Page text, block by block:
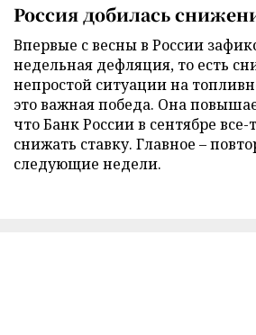
Россия добилась
Впервые с весны в России
недельная дефляция, то есть
непростой ситуации на
это важная победа. Она
что Банк России в сентябре
снижать ставку. Главное –
следующие недели.